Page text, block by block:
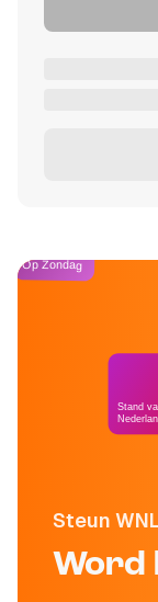
Steun
Word
Op Zondag
Stand